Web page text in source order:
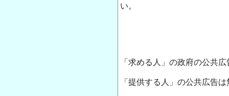
い。
「求める人」の政府の公共
「提供する人」の公共広告